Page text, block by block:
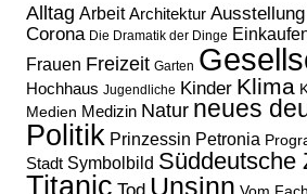
Alltag Arbeit Architektur Ausstellung
Corona Die Dramatik der Dinge
Frauen Freizeit Garten
Hochhaus Jugendliche Kinder Klima
Medien Medizin Natur neues
Politik Prinzessin Petronia
Stadt Symbolbild Süddeutsche
Titanic Tod Unsinn